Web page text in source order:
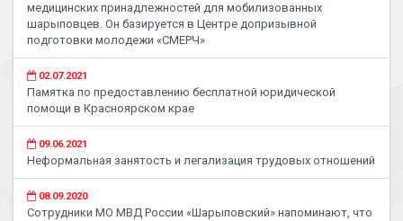
медицинских принадлежностей для мобилизованных
шарыповцев. Он базируется в Центре допризывной
подготовки молодежи «СМЕРЧ»
02.07.2021
Памятка по предоставлению бесплатной юридической
помощи в Красноярском крае
09.06.2021
Неформальная занятость и легализация трудовых отношений
08.09.2020
Сотрудники МО МВД России «Шарыповский» напоминают, что